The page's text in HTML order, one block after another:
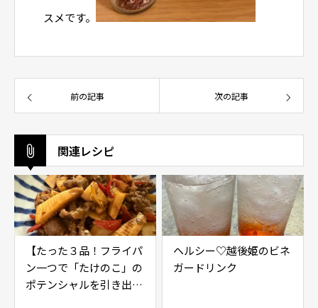
スメです。
前の記事 次の記事
関連レシピ
【たった３品！フライパ
ン一つで「たけのこ」の
ポテンシャルを引き出す
ヘルシー♡越後姫のビネ
ガードリンク